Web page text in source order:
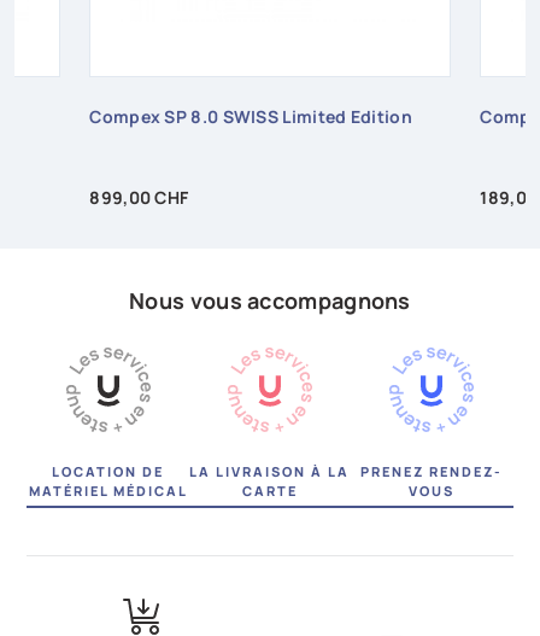
Compex SP 8.0 SWISS Limited Edition
Prix
899,00 CHF Prix
189,00
Nous vous accompagnons
LOCATION DE
MATÉRIEL MÉDICAL
LA LIVRAISON À LA
CARTE
PRENEZ RENDEZ-
VOUS